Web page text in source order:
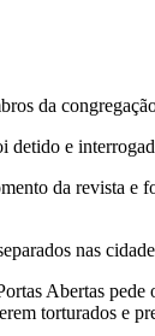
da
e
da revista
nas
Abertas
torturados e